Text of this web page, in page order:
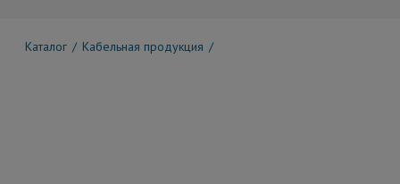
Каталог Кабельная продукция